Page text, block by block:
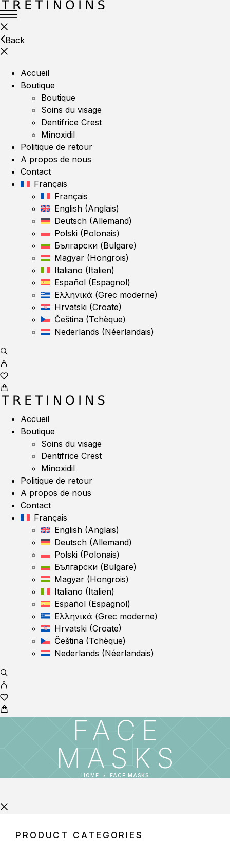
Back
Accueil
Boutique
Boutique
Soins du visage
Dentifrice Crest
Minoxidil
Politique de retour
A propos de nous
Contact
Français
Français
English (Anglais)
Deutsch (Allemand)
Polski (Polonais)
Български (Bulgare)
Magyar (Hongrois)
Italiano (Italien)
Español (Espagnol)
Ελληνικά (Grec moderne)
Hrvatski (Croate)
Čeština (Tchèque)
Nederlands (Néerlandais)
Accueil
Boutique
Soins du visage
Dentifrice Crest
Minoxidil
Politique de retour
A propos de nous
Contact
Français
English (Anglais)
Deutsch (Allemand)
Polski (Polonais)
Български (Bulgare)
Magyar (Hongrois)
Italiano (Italien)
Español (Espagnol)
Ελληνικά (Grec moderne)
Hrvatski (Croate)
Čeština (Tchèque)
Nederlands (Néerlandais)
FACE
MASKS
HOME FACE MASKS
PRODUCT CATEGORIES